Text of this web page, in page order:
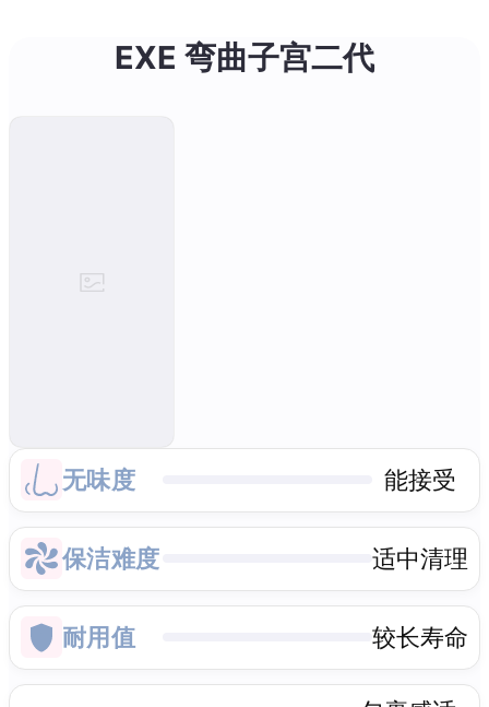
EXE 弯曲子宫二代
无味度 能接受
保洁难度 适中清理
耐用值 较长寿命